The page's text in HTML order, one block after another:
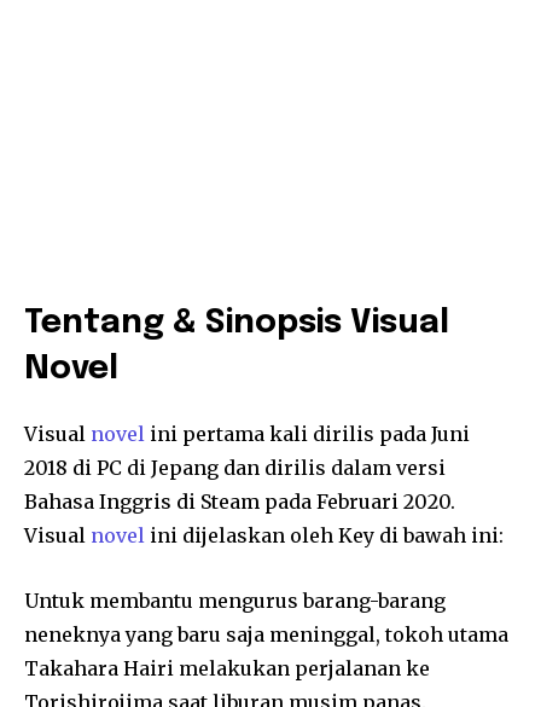
Tentang & Sinopsis Visual
Novel
Visual novel ini pertama kali dirilis pada Juni
2018 di PC di Jepang dan dirilis dalam versi
Bahasa Inggris di Steam pada Februari 2020.
Visual novel ini dijelaskan oleh Key di bawah ini:
Untuk membantu mengurus barang-barang
neneknya yang baru saja meninggal, tokoh utama
Takahara Hairi melakukan perjalanan ke
Torishirojima saat liburan musim panas.